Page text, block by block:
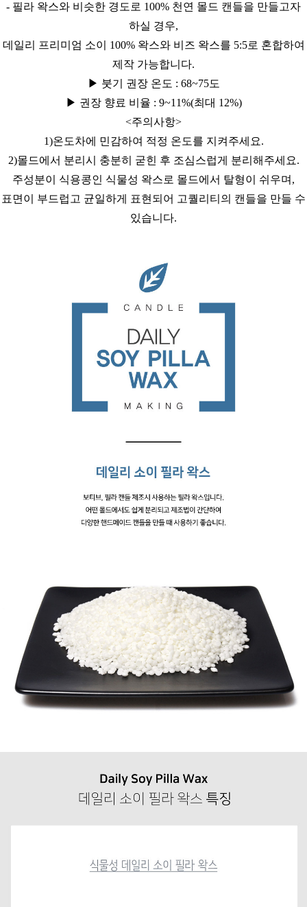
- 필라 왁스와 비슷한 경도로 100% 천연 몰드 캔들을 만들고자
하실 경우,
데일리 프리미엄 소이 100% 왁스와 비즈 왁스를 5:5로 혼합하여
제작 가능합니다.
▶ 붓기 권장 온도 : 68~75도
▶ 권장 향료 비율 : 9~11%(최대 12%)
<주의사항>
1)온도차에 민감하여 적정 온도를 지켜주세요.
2)몰드에서 분리시 충분히 굳힌 후 조심스럽게 분리해주세요.
주성분이 식용콩인 식물성 왁스로 몰드에서 탈형이 쉬우며,
표면이 부드럽고 균일하게 표현되어 고퀄리티의 캔들을 만들 수
있습니다.